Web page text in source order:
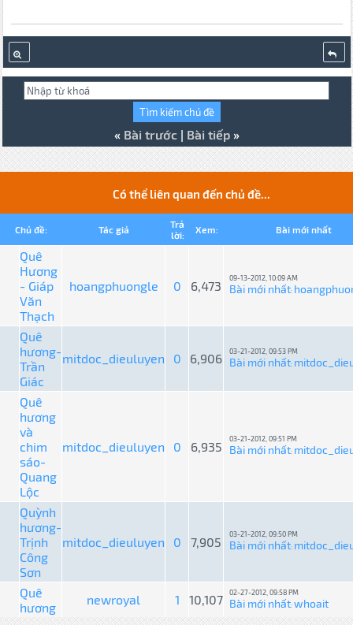
« Bài trước| Bài tiếp»
Có thể liên quan đến chủ đề...
Chủ đề: Tác giả
Trả
lời:
Xem: Bài mới nhất
Quê
Hương
- Giáp
Văn
Thạch
hoangphuongle 0 6,473
09-13-2012, 10:09 AM
Bài mới nhất:
Quê
hương-
Trần
Giác
mitdoc_dieuluyen 0 6,906 03-21-2012, 09:53 PM
Bài mới nhất:
Quê
hương
và
chim
sáo-
Quang
Lộc
mitdoc_dieuluyen 0 6,935
03-21-2012, 09:51 PM
Bài mới nhất:
Quỳnh
hương-
Trịnh
Công
Sơn
mitdoc_dieuluyen 0 7,905
03-21-2012, 09:50 PM
Bài mới nhất:
Quê
hương
newroyal 1 10,107 02-27-2012, 09:58 PM
Bài mới nhất:whoait